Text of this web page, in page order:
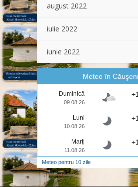
august 2022
iulie 2022
iunie 2022
Meteo în Căuşeni
Duminică
09.08.26
Luni
10.08.26
Marţi
11.08.26
Meteo pentru 10 zile